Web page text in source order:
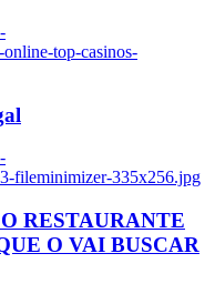
online-top-casinos-
fileminimizer-335x256.jpg
RESTAURANTE
O VAI BUSCAR